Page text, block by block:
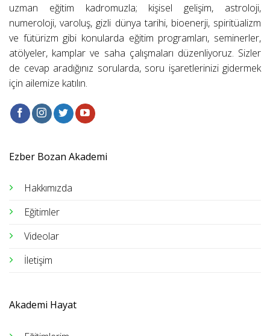
uzman eğitim kadromuzla; kişisel gelişim, astroloji,
numeroloji, varoluş, gizli dünya tarihi, bioenerji, spiritüalizm
ve fütürizm gibi konularda eğitim programları, seminerler,
atölyeler, kamplar ve saha çalışmaları düzenliyoruz. Sizler
de cevap aradığınız sorularda, soru işaretlerinizi gidermek
için ailemize katılın.
Ezber Bozan Akademi
Hakkımızda
Eğitimler
Videolar
İletişim
Akademi Hayat